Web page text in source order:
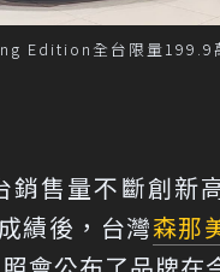
Edition全台限量199.9
銷售量不斷創新
績後，台灣森那